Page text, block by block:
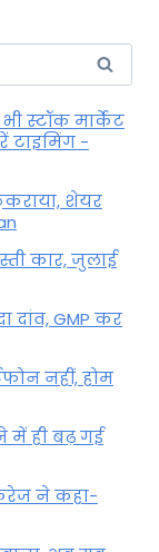
स्टॉक मार्केट
टाइमिंग -
शेयर
कार, जुलाई
दांव, GMP कर
नहीं, होम
में ही बढ़ गई
ने कहा-